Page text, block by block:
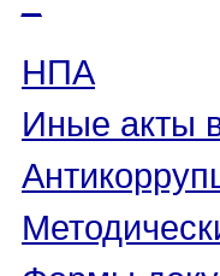
НПА
Иные акты